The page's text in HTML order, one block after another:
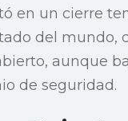
en un cierre
del mundo,
aunque
de seguridad.